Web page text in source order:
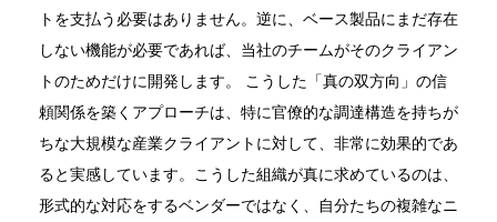
トを支払う必要はありません。逆に、ベース製品にまだ存在
しない機能が必要であれば、当社のチームがそのクライアン
トのためだけに開発します。 こうした「真の双方向」の信
頼関係を築くアプローチは、特に官僚的な調達構造を持ちが
ちな大規模な産業クライアントに対して、非常に効果的であ
ると実感しています。こうした組織が真に求めているのは、
形式的な対応をするベンダーではなく、自分たちの複雑なニ